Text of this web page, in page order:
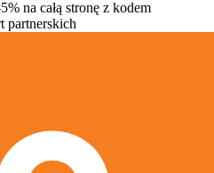
na całą stronę z kodem
partnerskich